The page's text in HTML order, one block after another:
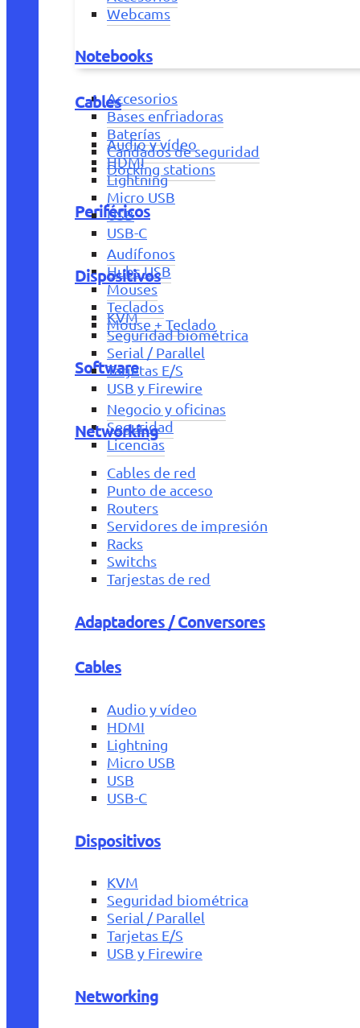
Webcams
Notebooks
Accesorios
Bases enfriadoras
Baterías
Candados de seguridad
Docking stations
Periféricos
Audífonos
Hubs USB
Mouses
Teclados
Mouse + Teclado
Software
Negocio y oficinas
Seguridad
Licencias
Cables
Audio y vídeo
HDMI
Lightning
Micro USB
USB
USB-C
Dispositivos
KVM
Seguridad biométrica
Serial / Parallel
Tarjetas E/S
USB y Firewire
Networking
Cables de red
Punto de acceso
Routers
Servidores de impresión
Racks
Switchs
Tarjestas de red
Adaptadores / Conversores
Cables
Audio y vídeo
HDMI
Lightning
Micro USB
USB
USB-C
Dispositivos
KVM
Seguridad biométrica
Serial / Parallel
Tarjetas E/S
USB y Firewire
Networking